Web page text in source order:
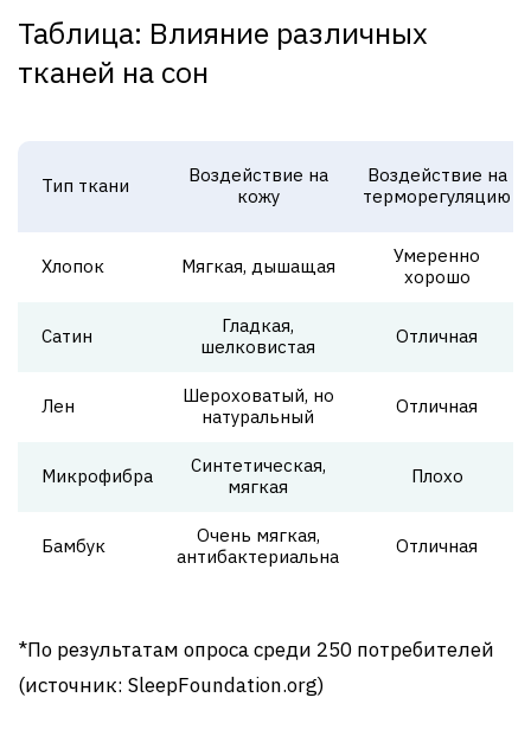
Таблица: Влияние различных
тканей на сон
Тип ткани
Воздействие на
кожу
Воздействие на
терморегуляцию
Хлопок Мягкая, дышащая
Умеренно
хорошо
Сатин
Гладкая,
шелковистая
Отличная
Лен
Шероховатый, но
натуральный
Отличная
Микрофибра
Синтетическая,
мягкая
Плохо
Бамбук
Очень мягкая,
антибактериальна
Отличная
*По результатам опроса среди 250 потребителей
(источник: SleepFoundation.org)